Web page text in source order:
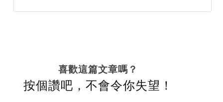
喜歡這篇文章嗎？
按個讚吧，不會令你失望！